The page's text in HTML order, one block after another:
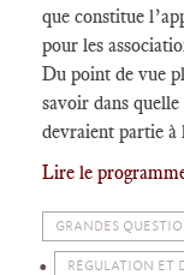
que constitue
pour les
Du point de vue
savoir dans
devraient partie à
Lire le
GRANDES
RÉGULATION ET